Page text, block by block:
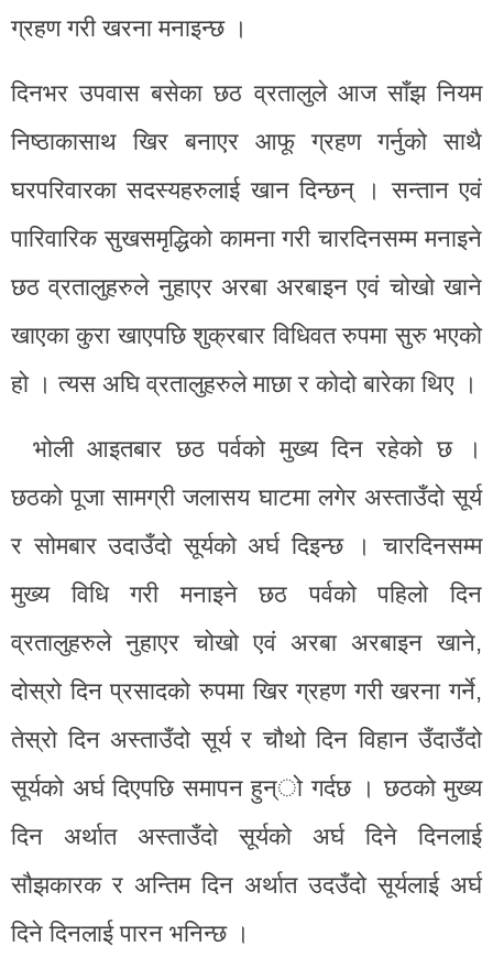
ग्रहण गरी खरना मनाइन्छ ।
दिनभर उपवास बसेका छठ व्रतालुले आज साँझ नियम
निष्ठाकासाथ खिर बनाएर आफू ग्रहण गर्नुको साथै
घरपरिवारका सदस्यहरुलाई खान दिन्छन् । सन्तान एवं
पारिवारिक सुखसमृद्धिको कामना गरी चारदिनसम्म मनाइने
छठ व्रतालुहरुले नुहाएर अरबा अरबाइन एवं चोखो खाने
खाएका कुरा खाएपछि शुक्रबार विधिवत रुपमा सुरु भएको
हो । त्यस अघि व्रतालुहरुले माछा र कोदो बारेका थिए ।
भोली आइतबार छठ पर्वको मुख्य दिन रहेको छ ।
छठको पूजा सामग्री जलासय घाटमा लगेर अस्ताउँदो सूर्य
र सोमबार उदाउँदो सूर्यको अर्घ दिइन्छ । चारदिनसम्म
मुख्य विधि गरी मनाइने छठ पर्वको पहिलो दिन
व्रतालुहरुले नुहाएर चोखो एवं अरबा अरबाइन खाने,
दोस्रो दिन प्रसादको रुपमा खिर ग्रहण गरी खरना गर्ने,
तेस्रो दिन अस्ताउँदो सूर्य र चौथो दिन विहान उँदाउँदो
सूर्यको अर्घ दिएपछि समापन हुन्ो गर्दछ । छठको मुख्य
दिन अर्थात अस्ताउँदो सूर्यको अर्घ दिने दिनलाई
सौझकारक र अन्तिम दिन अर्थात उदउँदो सूर्यलाई अर्घ
दिने दिनलाई पारन भनिन्छ ।